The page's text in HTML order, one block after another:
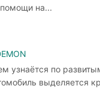
помощи на...
узнаётся по
выделяется